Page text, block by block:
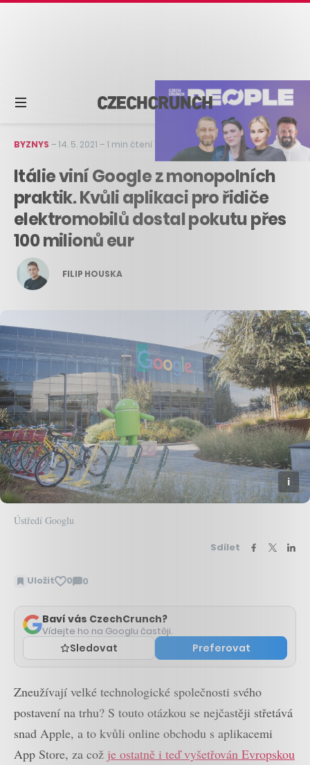
BYZNYS –14. 5. 2021 –1 min čtení
Itálie viní Google z monopolních
praktik. Kvůli aplikaci pro řidiče
elektromobilů dostal pokutu přes
100 milionů eur
FILIP HOUSKA
Ústředí Googlu
Sdílet
Uložit 0 0
Zobrazit
Baví vás CzechCrunch?
Vídejte ho na Googlu častěji.
Sledovat Preferovat
Zneužívají velké technologické společnosti svého
postavení na trhu? S touto otázkou se nejčastěji střetává
snad Apple, a to kvůli online obchodu s aplikacemi
App Store, za což je ostatně i teď vyšetřován Evropskou